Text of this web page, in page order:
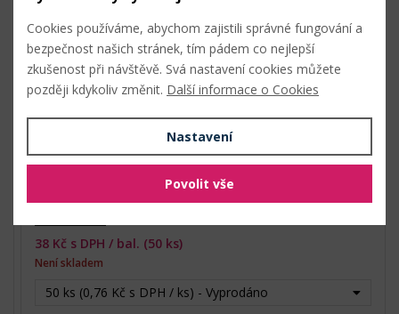
50 ks (0,76 Kč s DPH / ks)
bal.
38Kč s DPH /bal. (50 ks)
Skladem: 32200 ks
0Kč s DPH
1 transparent
50 ks (0,76 Kč s DPH / ks) - Vyprodáno
38 Kč s DPH / bal. (50 ks)
Není skladem
Cookies používáme, abychom zajistili správné fungování a
bezpečnost našich stránek, tím pádem co nejlepší
zkušenost při návštěvě. Svá nastavení cookies můžete
později kdykoliv změnit. Další informace o Cookies
Nastavení
Povolit vše